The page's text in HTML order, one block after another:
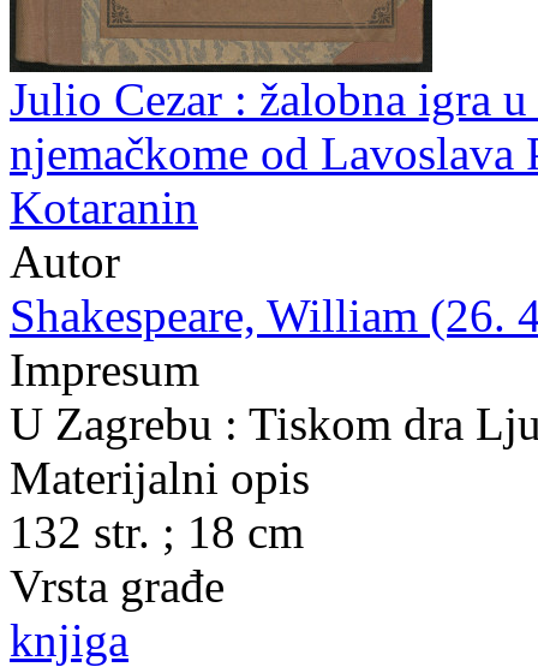
Julio Cezar : žalobna igra
njemačkome od
Kotaranin
Autor
Shakespeare, William (26.
Impresum
U Zagrebu : Tiskom dra
Materijalni opis
132 str. ; 18 cm
Vrsta građe
knjiga